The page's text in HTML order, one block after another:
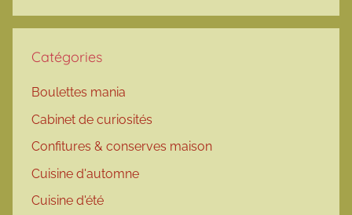
Catégories
Boulettes mania
Cabinet de curiosités
Confitures & conserves maison
Cuisine d'automne
Cuisine d'été